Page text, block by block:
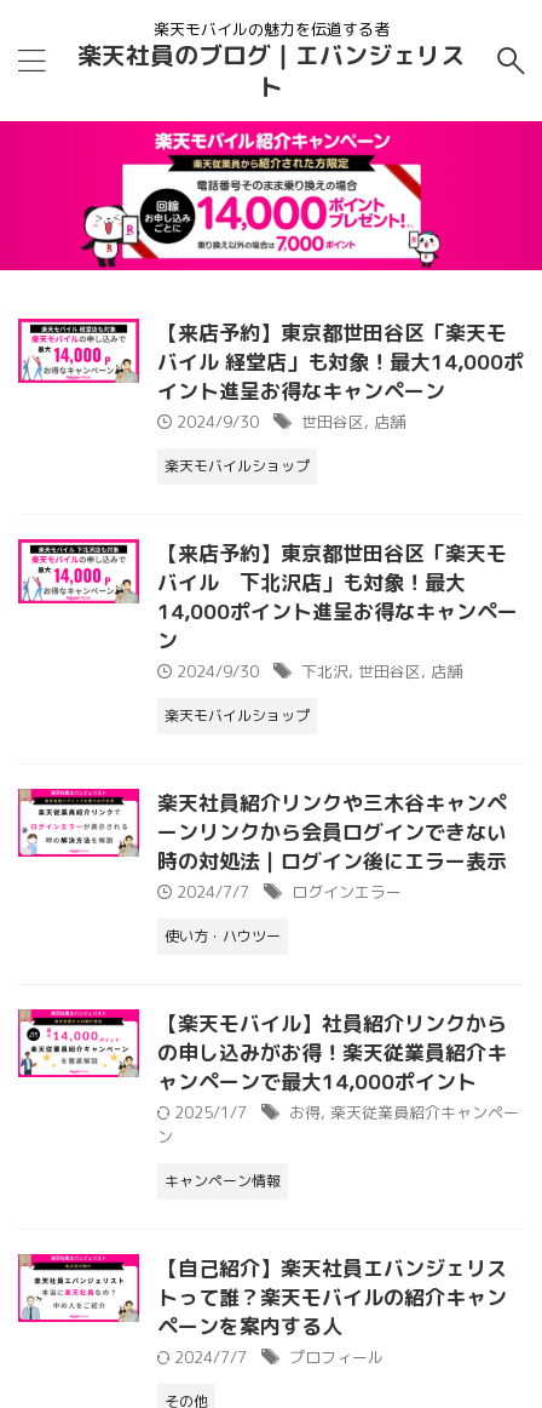
楽天モバイルの魅力を伝道する者
楽天社員のブログ｜エバンジェリス
ト
【来店予約】東京都世田谷区「楽天モ
バイル 経堂店」も対象！最大14,000ポ
イント進呈お得なキャンペーン
2024/9/30 世田谷区, 店舗
楽天モバイルショップ
【来店予約】東京都世田谷区「楽天モ
バイル 下北沢店」も対象！最大
14,000ポイント進呈お得なキャンペー
ン
2024/9/30 下北沢, 世田谷区, 店舗
楽天モバイルショップ
楽天社員紹介リンクや三木谷キャンペ
ーンリンクから会員ログインできない
時の対処法｜ログイン後にエラー表示
2024/7/7 ログインエラー
使い方・ハウツー
【楽天モバイル】社員紹介リンクから
の申し込みがお得！楽天従業員紹介キ
ャンペーンで最大14,000ポイント
2025/1/7 お得, 楽天従業員紹介キャンペー
ン
キャンペーン情報
【自己紹介】楽天社員エバンジェリス
トって誰？楽天モバイルの紹介キャン
ペーンを案内する人
2024/7/7 プロフィール
その他